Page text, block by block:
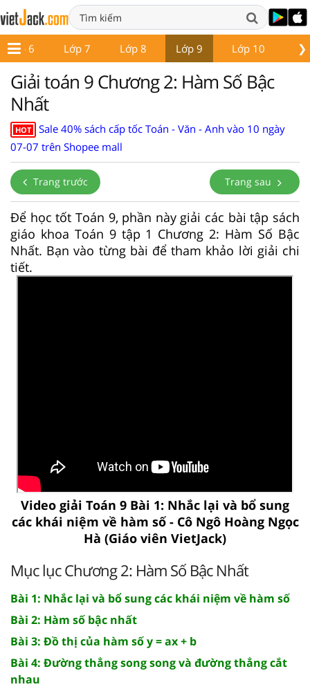
❯
Lớp 6 Lớp 7 Lớp 8 Lớp 9 Lớp 10
Giải toán 9 Chương 2: Hàm Số Bậc
Nhất
HOT
Sale 40% sách cấp tốc Toán - Văn - Anh vào 10 ngày
07-07 trên Shopee mall
Trang trước Trang sau
Để học tốt Toán 9, phần này giải các bài tập sách
giáo khoa Toán 9 tập 1 Chương 2: Hàm Số Bậc
Nhất. Bạn vào từng bài để tham khảo lời giải chi
tiết.
Video giải Toán 9 Bài 1: Nhắc lại và bổ sung
các khái niệm về hàm số - Cô Ngô Hoàng Ngọc
Hà (Giáo viên VietJack)
Mục lục Chương 2: Hàm Số Bậc Nhất
Bài 1: Nhắc lại và bổ sung các khái niệm về hàm số
Bài 2: Hàm số bậc nhất
Bài 3: Đồ thị của hàm số y = ax + b
Bài 4: Đường thẳng song song và đường thẳng cắt
nhau